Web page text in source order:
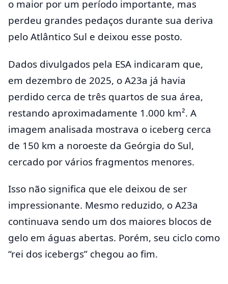
o maior por um período importante, mas
perdeu grandes pedaços durante sua deriva
pelo Atlântico Sul e deixou esse posto.
Dados divulgados pela ESA indicaram que,
em dezembro de 2025, o A23a já havia
perdido cerca de três quartos de sua área,
restando aproximadamente 1.000 km². A
imagem analisada mostrava o iceberg cerca
de 150 km a noroeste da Geórgia do Sul,
cercado por vários fragmentos menores.
Isso não significa que ele deixou de ser
impressionante. Mesmo reduzido, o A23a
continuava sendo um dos maiores blocos de
gelo em águas abertas. Porém, seu ciclo como
“rei dos icebergs” chegou ao fim.